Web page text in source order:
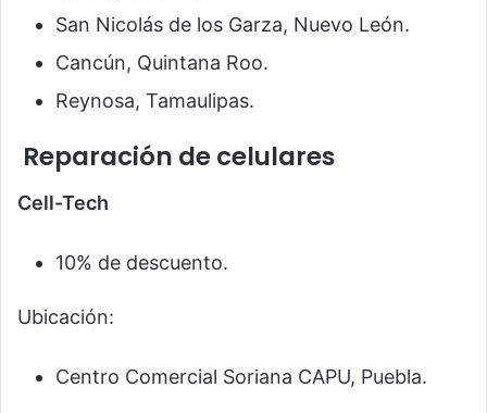
San Nicolás de los Garza, Nuevo León.
Cancún, Quintana Roo.
Reynosa, Tamaulipas.
Reparación de celulares
Cell-Tech
10% de descuento.
Ubicación:
Centro Comercial Soriana CAPU, Puebla.